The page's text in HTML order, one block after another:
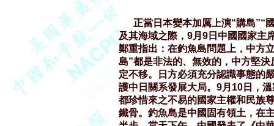
正當日本變本加厲上演“購島
及其海域之際，9月9日中國國家主
鄭重指出：在釣魚島問題上，中方
島”都是非法的、無效的，中方堅
定不移。日方必須充分認識事態的
護中日關系發展大局。9月10日，
都珍惜來之不易的國家主權和民族
鐵骨。釣魚島是中國固有領土，在